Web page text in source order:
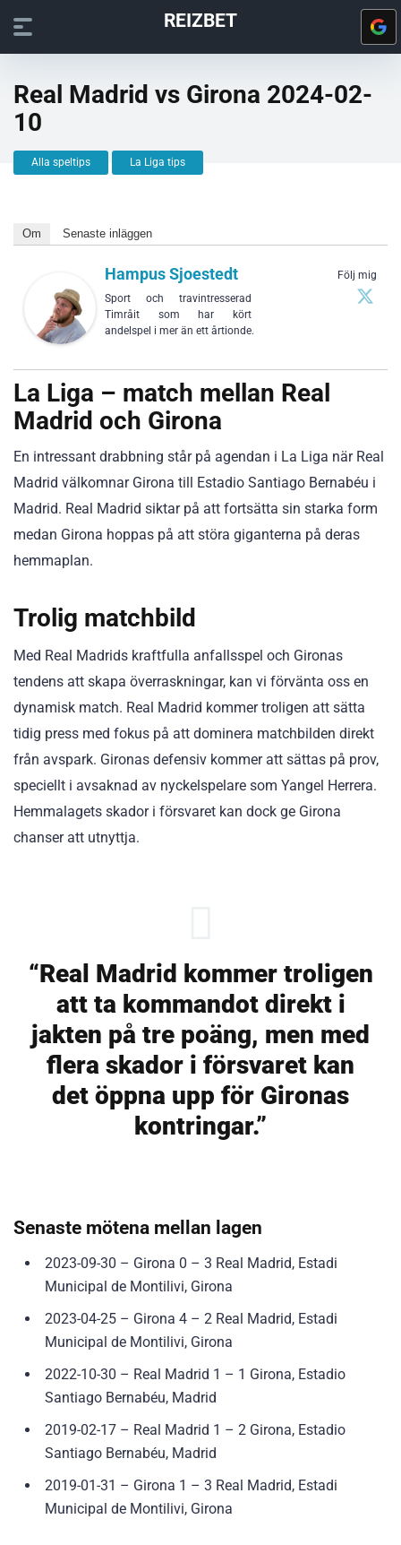
REIZBET
Real Madrid vs Girona 2024-02-
10
Alla speltips La Liga tips
Om Senaste inläggen
Följ mig
Hampus Sjoestedt
Sport och travintresserad
Timråit som har kört
andelspel i mer än ett årtionde.
La Liga – match mellan Real
Madrid och Girona
En intressant drabbning står på agendan i La Liga när Real
Madrid välkomnar Girona till Estadio Santiago Bernabéu i
Madrid. Real Madrid siktar på att fortsätta sin starka form
medan Girona hoppas på att störa giganterna på deras
hemmaplan.
Trolig matchbild
Med Real Madrids kraftfulla anfallsspel och Gironas
tendens att skapa överraskningar, kan vi förvänta oss en
dynamisk match. Real Madrid kommer troligen att sätta
tidig press med fokus på att dominera matchbilden direkt
från avspark. Gironas defensiv kommer att sättas på prov,
speciellt i avsaknad av nyckelspelare som Yangel Herrera.
Hemmalagets skador i försvaret kan dock ge Girona
chanser att utnyttja.
“Real Madrid kommer troligen
att ta kommandot direkt i
jakten på tre poäng, men med
flera skador i försvaret kan
det öppna upp för Gironas
kontringar.”
Senaste mötena mellan lagen
2023-09-30 – Girona 0 – 3 Real Madrid, Estadi
Municipal de Montilivi, Girona
2023-04-25 – Girona 4 – 2 Real Madrid, Estadi
Municipal de Montilivi, Girona
2022-10-30 – Real Madrid 1 – 1 Girona, Estadio
Santiago Bernabéu, Madrid
2019-02-17 – Real Madrid 1 – 2 Girona, Estadio
Santiago Bernabéu, Madrid
2019-01-31 – Girona 1 – 3 Real Madrid, Estadi
Municipal de Montilivi, Girona